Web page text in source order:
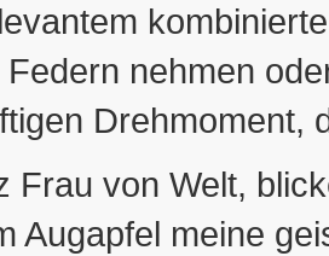
nehmen
Drehmoment,
Frau von Welt,
Augapfel meine